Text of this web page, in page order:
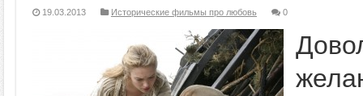
19.03.2013 Исторические фильмы про любовь 0